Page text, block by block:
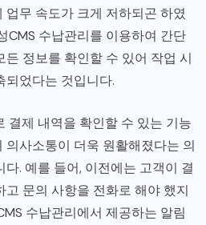
업무 속도가 크게 저하되곤 하였
CMS 수납관리를 이용하여 간단
든 정보를 확인할 수 있어 작업 시
되었다는 것입니다.
결제 내역을 확인할 수 있는 기능
의사소통이 더욱 원활해졌다는 의
다. 예를 들어, 이전에는 고객이 결
고 문의 사항을 전화로 해야 했지
수납관리에서 제공하는 알림